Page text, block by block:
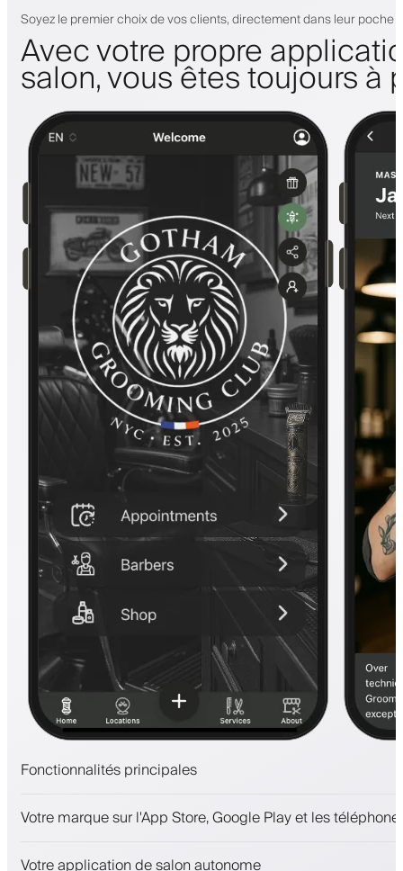
Soyez le premier choix de vos clients, directement dans leur poche
Avec votre propre
salon, vous êtes toujours à
Fonctionnalités principales
Paiements, caution
Votre marque sur l'App Store, Google Play et les
Votre application de salon autonome